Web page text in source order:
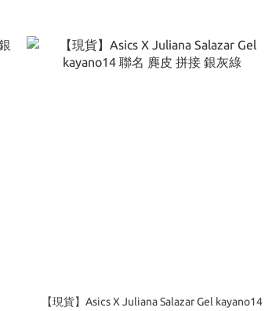
【現貨】Asics X Juliana Salazar Gel kayano14